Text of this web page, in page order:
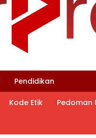
Pendidikan
Kode Etik Pedoman